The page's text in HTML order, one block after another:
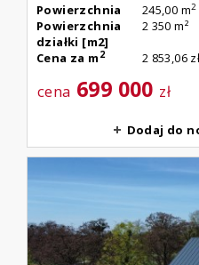
Powierzchnia
245,00 m2
Powierzchnia
działki [m2]
2 350 m²
Cena za m 2 2 853,06
cena 699 000 zł
Dodaj do